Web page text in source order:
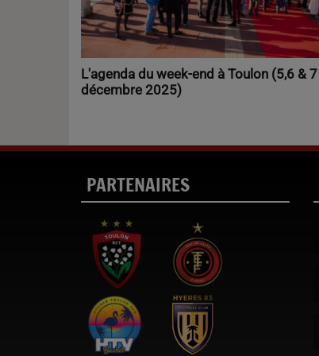
L'agenda du week-end à Toulon (5,6 & 7
décembre 2025)
PARTENAIRES